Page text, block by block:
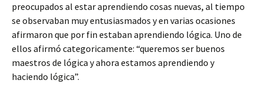
preocupados al estar aprendiendo cosas nuevas, al tiempo
se observaban muy entusiasmados y en varias ocasiones
afirmaron que por fin estaban aprendiendo lógica. Uno de
ellos afirmó categoricamente: “queremos ser buenos
maestros de lógica y ahora estamos aprendiendo y
haciendo lógica”.